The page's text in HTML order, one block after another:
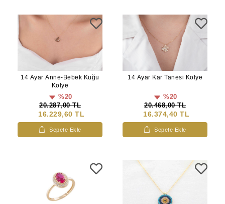
14 Ayar Anne-Bebek Kuğu
Kolye
%20
20.287,00 TL
16.229,60 TL
Sepete Ekle
14 Ayar Kar Tanesi Kolye
%20
20.468,00 TL
16.374,40 TL
Sepete Ekle